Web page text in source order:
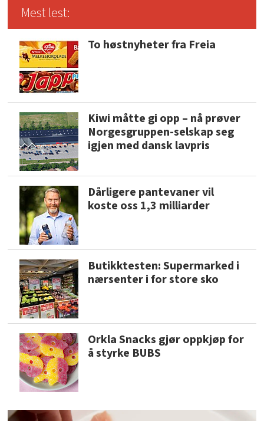
Mest lest:
To høstnyheter fra Freia
Kiwi måtte gi opp – nå prøver
Norgesgruppen-selskap seg
igjen med dansk lavpris
Dårligere pantevaner vil
koste oss 1,3 milliarder
Butikktesten: Supermarked i
nærsenter i for store sko
Orkla Snacks gjør oppkjøp for
å styrke BUBS